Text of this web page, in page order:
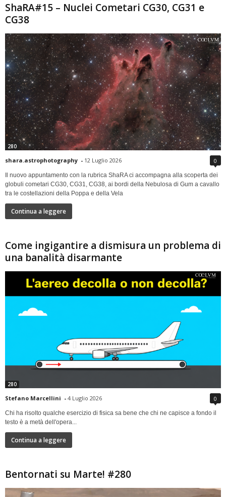
ShaRA#15 – Nuclei Cometari CG30, CG31 e
CG38
280
shara.astrophotography - 12 Luglio 2026 0
Il nuovo appuntamento con la rubrica ShaRA ci accompagna alla scoperta dei
globuli cometari CG30, CG31, CG38, ai bordi della Nebulosa di Gum a cavallo
tra le costellazioni della Poppa e della Vela
Continua a leggere
Come ingigantire a dismisura un problema di
una banalità disarmante
280
Stefano Marcellini - 4 Luglio 2026 0
Chi ha risolto qualche esercizio di fisica sa bene che chi ne capisce a fondo il
testo è a metà dell'opera...
Continua a leggere
Bentornati su Marte! #280